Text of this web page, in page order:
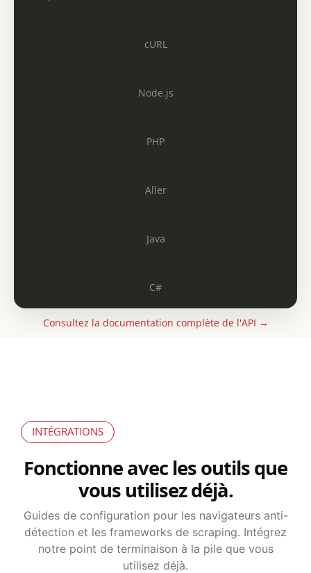
cURL
Node.js
PHP
Aller
Java
C#
Consultez la documentation complète de l'API →
INTÉGRATIONS
Fonctionne avec les outils que
vous utilisez déjà.
Guides de configuration pour les navigateurs anti-
détection et les frameworks de scraping. Intégrez
notre point de terminaison à la pile que vous
utilisez déjà.